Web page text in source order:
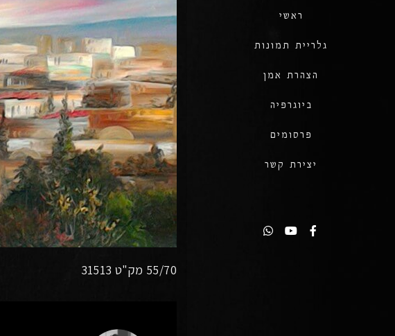
ראשי
גלריית תמונות
הצהרת אמן
ביוגרפיה
פרסומים
יצירת קשר
55/70 מק"ט 31513